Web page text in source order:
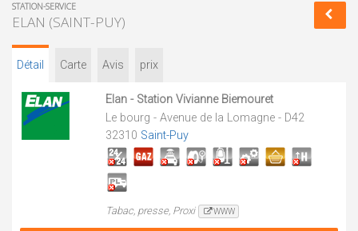
STATION-SERVICE
ELAN (SAINT-PUY)
Détail Carte Avis prix
Elan - Station Vivianne Biemouret
Le bourg - Avenue de la Lomagne - D42
32310 Saint-Puy
Tabac, presse, Proxi WWW